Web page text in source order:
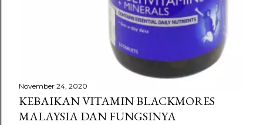
November 24, 2020
KEBAIKAN VITAMIN BLACKMORES
MALAYSIA DAN FUNGSINYA